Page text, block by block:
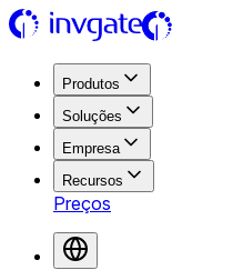
Produtos
Soluções
Empresa
Recursos
Preços